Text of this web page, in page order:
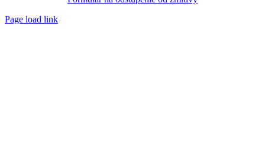
Page load link